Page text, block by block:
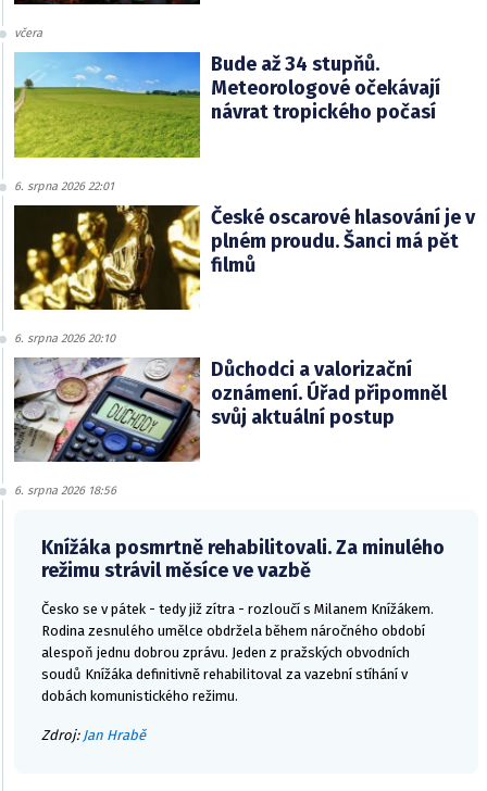
včera
Bude až 34 stupňů.
Meteorologové očekávají
návrat tropického počasí
6. srpna 2026 22:01
České oscarové hlasování je v
plném proudu. Šanci má pět
filmů
6. srpna 2026 20:10
Důchodci a valorizační
oznámení. Úřad připomněl
svůj aktuální postup
6. srpna 2026 18:56
Knížáka posmrtně rehabilitovali. Za minulého
režimu strávil měsíce ve vazbě
Česko se v pátek - tedy již zítra - rozloučí s Milanem Knížákem.
Rodina zesnulého umělce obdržela během náročného období
alespoň jednu dobrou zprávu. Jeden z pražských obvodních
soudů Knížáka definitivně rehabilitoval za vazební stíhání v
dobách komunistického režimu.
Zdroj: Jan Hrabě